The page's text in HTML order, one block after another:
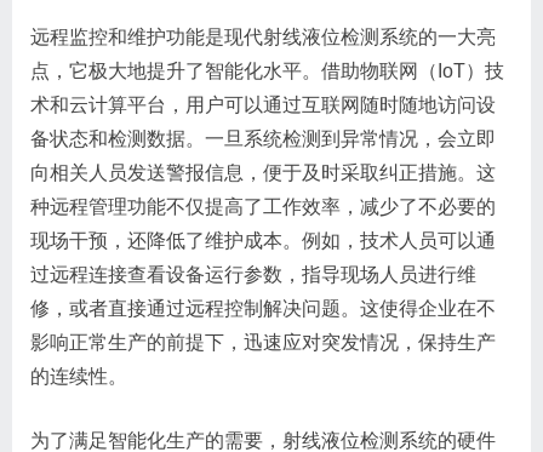
远程监控和维护功能是现代射线液位检测系统的一大亮
点，它极大地提升了智能化水平。借助物联网（IoT）技
术和云计算平台，用户可以通过互联网随时随地访问设
备状态和检测数据。一旦系统检测到异常情况，会立即
向相关人员发送警报信息，便于及时采取纠正措施。这
种远程管理功能不仅提高了工作效率，减少了不必要的
现场干预，还降低了维护成本。例如，技术人员可以通
过远程连接查看设备运行参数，指导现场人员进行维
修，或者直接通过远程控制解决问题。这使得企业在不
影响正常生产的前提下，迅速应对突发情况，保持生产
的连续性。
为了满足智能化生产的需要，射线液位检测系统的硬件